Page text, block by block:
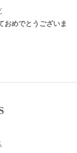
おめでとうございま